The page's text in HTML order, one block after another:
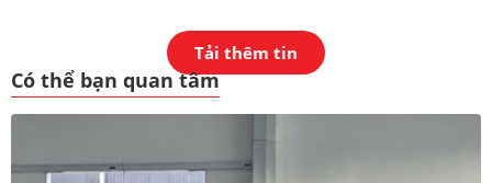
lăn bánh hấp dẫn hơn bao giờ hết.Tải thêm tin
Có thể bạn quan tâm